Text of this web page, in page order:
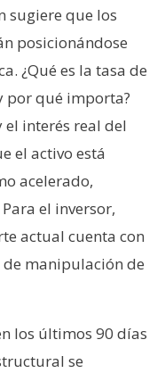
sugiere que los
posicionándose
¿Qué es la tasa de
por qué importa?
interés real del
el activo está
acelerado,
el inversor,
actual cuenta con
manipulación de
los últimos 90 días
se